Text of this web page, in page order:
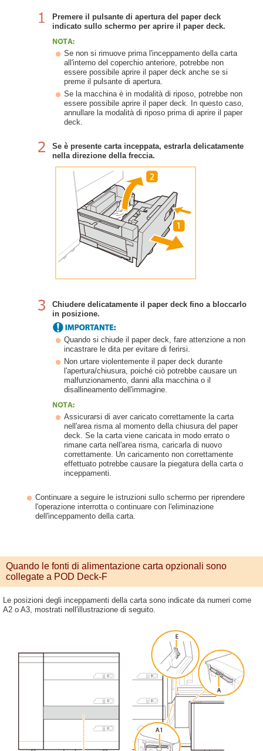
Premere il pulsante di apertura del paper deck
indicato sullo schermo per aprire il paper deck.
Se non si rimuove prima l'inceppamento della carta
all'interno del coperchio anteriore, potrebbe non
essere possibile aprire il paper deck anche se si
preme il pulsante di apertura.
Se la macchina è in modalità di riposo, potrebbe non
essere possibile aprire il paper deck. In questo caso,
annullare la modalità di riposo prima di aprire il paper
deck.
Se è presente carta inceppata, estrarla delicatamente
nella direzione della freccia.
Chiudere delicatamente il paper deck fino a bloccarlo
in posizione.
Quando si chiude il paper deck, fare attenzione a non
incastrare le dita per evitare di ferirsi.
Non urtare violentemente il paper deck durante
l'apertura/chiusura, poiché ciò potrebbe causare un
malfunzionamento, danni alla macchina o il
disallineamento dell'immagine.
Assicurarsi di aver caricato correttamente la carta
nell'area risma al momento della chiusura del paper
deck. Se la carta viene caricata in modo errato o
rimane carta nell'area risma, caricarla di nuovo
correttamente. Un caricamento non correttamente
effettuato potrebbe causare la piegatura della carta o
inceppamenti.
Continuare a seguire le istruzioni sullo schermo per riprendere
l'operazione interrotta o continuare con l'eliminazione
dell'inceppamento della carta.
Quando le fonti di alimentazione carta opzionali sono
collegate a POD Deck-F
Le posizioni degli inceppamenti della carta sono indicate da numeri come
A2 o A3, mostrati nell'illustrazione di seguito.